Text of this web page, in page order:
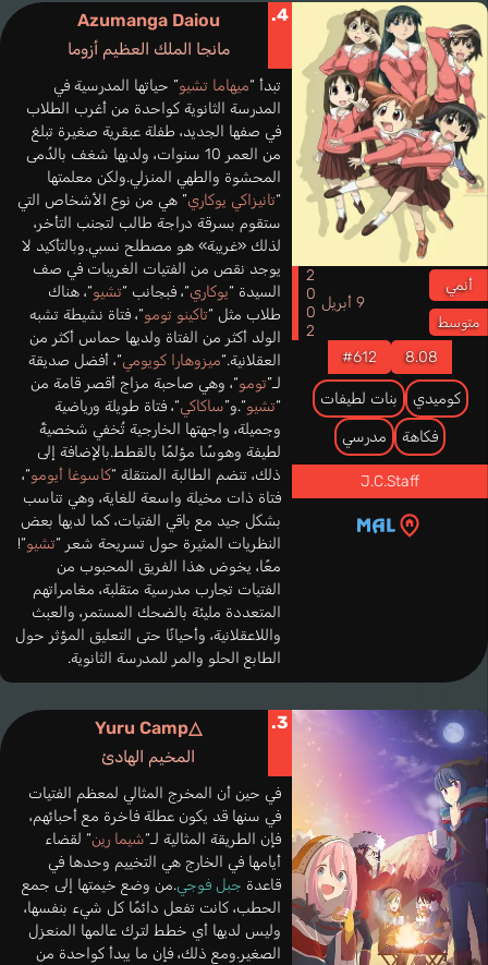
4.
Azumanga Daiou
مانجا الملك العظيم أزوما
أنمي
متوسط
9 أبريل 2002
8.08
#612
كوميدي بنات لطيفات
فكاهة مدرسي
J.C.Staff
تبدأ “ميهاما تشيو” حياتها المدرسية في
المدرسة الثانوية كواحدة من أغرب الطلاب
في صفها الجديد، طفلة عبقرية صغيرة تبلغ
من العمر 10 سنوات، ولديها شغف بالدُمى
المحشوة والطهي المنزلي.ولكن معلمتها
“تانيزاكي يوكاري” هي من نوع الأشخاص التي
ستقوم بسرقة دراجة طالب لتجنب التأخر،
لذلك «غريبة» هو مصطلح نسبي.وبالتأكيد لا
يوجد نقص من الفتيات الغريبات في صف
السيدة “يوكاري“، فبجانب “تشيو“، هناك
طلاب مثل “تاكينو تومو“، فتاة نشيطة تشبه
الولد أكثر من الفتاة ولديها حماس أكثر من
العقلانية.“ميزوهارا كويومي“، أفضل صديقة
لـ”تومو“، وهي صاحبة مزاج أقصر قامة من
“تشيو“.و”ساكاكي“، فتاة طويلة ورياضية
وجميلة، واجهتها الخارجية تُخفي شخصيةً
لطيفة وهوسًا مؤلمًا بالقطط.بالإضافة إلى
ذلك، تنضم الطالبة المنتقلة “كاسوغا أيومو“،
فتاة ذات مخيلة واسعة للغاية، وهي تناسب
بشكل جيد مع باقي الفتيات، كما لديها بعض
النظريات المثيرة حول تسريحة شعر “تشيو“!
معًا، يخوض هذا الفريق المحبوب من
الفتيات تجارب مدرسية متقلبة، مغامراتهم
المتعددة مليئة بالضحك المستمر، والعبث
واللاعقلانية، وأحيانًا حتى التعليق المؤثر حول
الطابع الحلو والمر للمدرسة الثانوية.
3.
Yuru Camp△
المخيم الهادئ
في حين أن المخرج المثالي لمعظم الفتيات
في سنها قد يكون عطلة فاخرة مع أحبائهم،
فإن الطريقة المثالية لـ“شيما رين“ لقضاء
أيامها في الخارج هي التخييم وحدها في
قاعدة جبل فوجي.من وضع خيمتها إلى جمع
الحطب، كانت تفعل دائمًا كل شيء بنفسها،
وليس لديها أي خطط لترك عالمها المنعزل
الصغير.ومع ذلك، فإن ما يبدأ كواحدة من